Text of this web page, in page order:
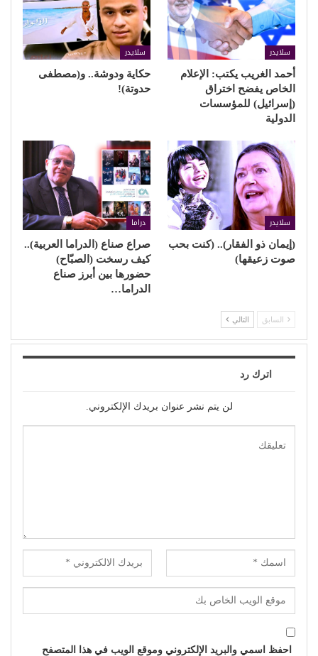
سلايدر
أحمد الغريب يكتب: الإعلام
الخاص يفضح اختراق
(إسرائيل) للمؤسسات
الدولية
سلايدر
حكاية ودوشة.. و(مصطفى
حدوتة)!
سلايدر
(إيمان ذو الفقار).. (كنت بحب
صوت زعيقها)
دراما
صراع صناع (الدراما العربية)..
كيف رسخت (الصبّاح)
حضورها بين أبرز صناع
الدراما…
السابق التالي
اترك رد
لن يتم نشر عنوان بريدك الإلكتروني.
احفظ اسمي والبريد الإلكتروني وموقع الويب في هذا المتصفح